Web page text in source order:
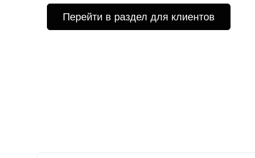
Перейти в раздел для клиентов